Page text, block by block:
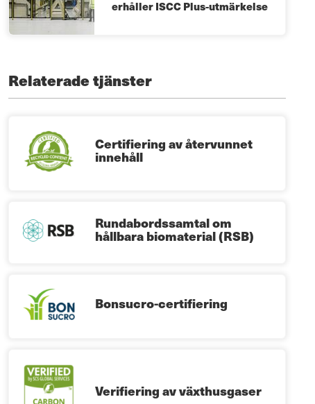
erhåller ISCC Plus-utmärkelse
Relaterade tjänster
Certifiering av återvunnet
innehåll
Rundabordssamtal om
hållbara biomaterial (RSB)
Bonsucro-certifiering
Verifiering av växthusgaser